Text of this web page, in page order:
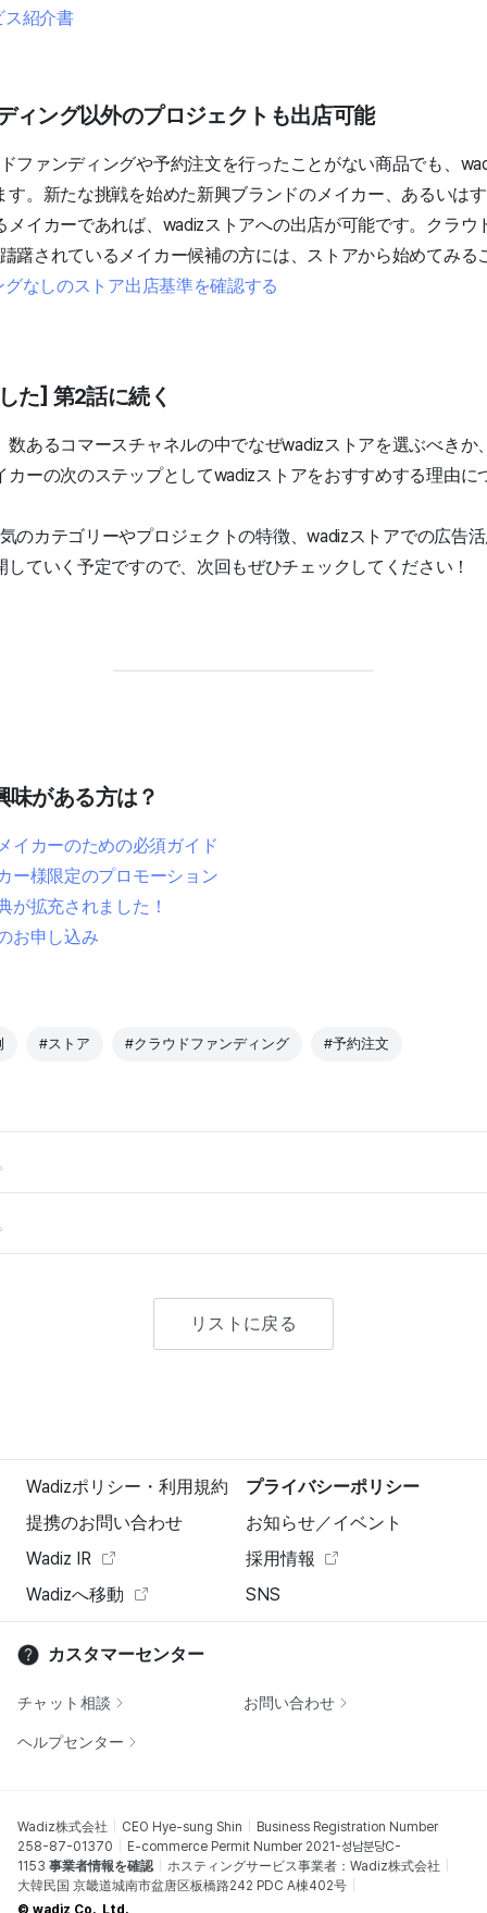
ス紹介書
ィング以外のプロジェクトも出店可能
ファンディングや予約注文を行ったことがない商品でも、
す。新たな挑戦を始めた新興ブランドのメイカー、あるいは
メイカーであれば、wadizストアへの出店が可能です。クラウ
躇されているメイカー候補の方には、ストアから始めてみる
なしのストア出店基準を確認する
た] 第2話に続く
数あるコマースチャネルの中でなぜwadizストアを選ぶべきか
カーの次のステップとしてwadizストアをおすすめする理由に
のカテゴリーやプロジェクトの特徴、wadizストアでの広告
ていく予定ですので、次回もぜひチェックしてください！
味がある方は？
イカーのための必須ガイド
ー様限定のプロモーション
が拡充されました！
お申し込み
#ストア #クラウドファンディング #予約注文
リストに戻る
Wadizポリシー・利用規約
プライバシーポリシー
提携のお問い合わせ
お知らせ／イベント
Wadiz IR
採用情報
Wadizへ移動
SNS
カスタマーセンター
チャット相談 お問い合わせ
ヘルプセンター
Wadiz株式会社 CEO Hye-sung Shin
Business Registration Number
258-87-01370
E-commerce Permit Number 2021-성남분당C-
1153 事業者情報を確認
ホスティングサービス事業者：Wadiz株式会社
大韓民国 京畿道城南市盆唐区板橋路242 PDC A棟402号
© wadiz Co., Ltd.